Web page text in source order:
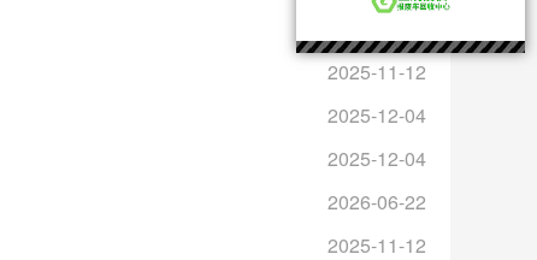
2025-11-12
2025-12-04
2025-12-04
2026-06-22
2025-11-12